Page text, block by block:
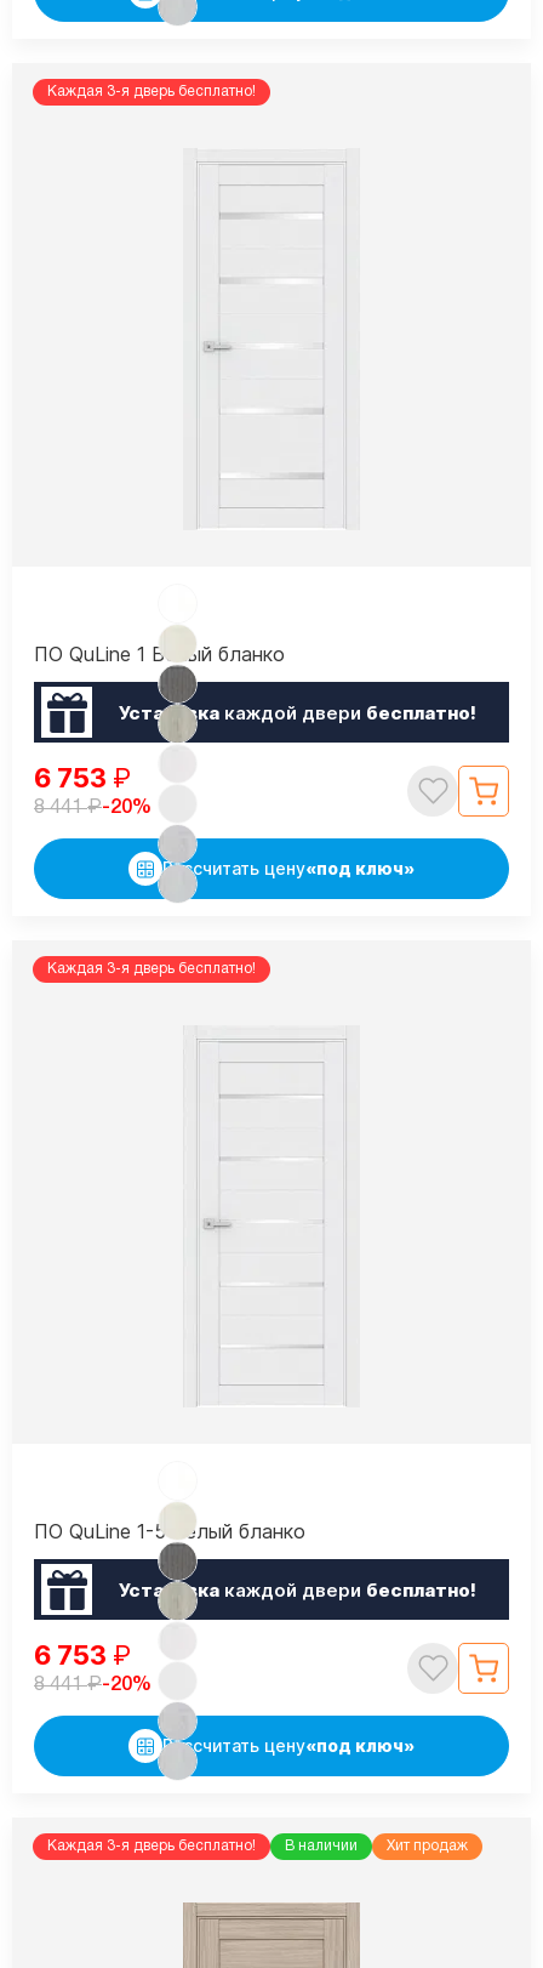
Каждая 3-я дверь бесплатно!
ПО QuLine 1 Белый бланко
Установкакаждой двери бесплатно!
6 753 ₽
8 441₽-20%
Рассчитать цену«под ключ»
Каждая 3-я дверь бесплатно!
ПО QuLine 1-5 Белый бланко
Установкакаждой двери бесплатно!
6 753 ₽
8 441₽-20%
Рассчитать цену«под ключ»
Каждая 3-я дверь бесплатно! В наличии Хит продаж